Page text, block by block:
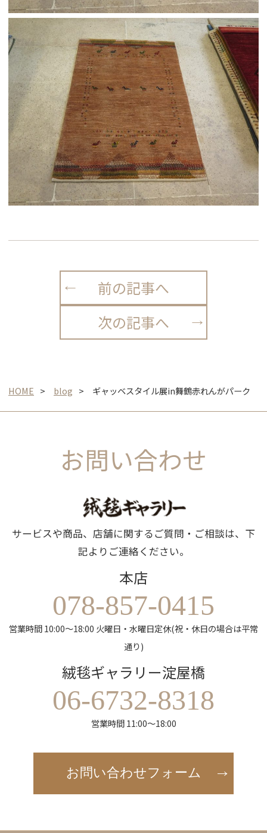
前の記事へ
次の記事へ
HOME blog ギャッベスタイル展in舞鶴赤れんがパーク
お問い合わせ
サービスや商品、店舗に関するご質問・ご相談は、下
記よりご連絡ください。
本店
078-857-0415
営業時間 10:00～18:00 火曜日・水曜日定休(祝・休日の場合は平常
通り)
絨毯ギャラリー淀屋橋
06-6732-8318
営業時間 11:00～18:00
お問い合わせフォーム